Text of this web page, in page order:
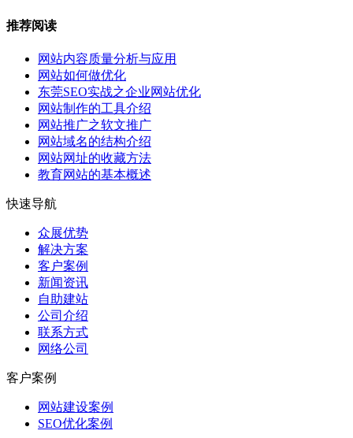
推荐阅读
网站内容质量分析与应用
网站如何做优化
东莞SEO实战之企业网站优化
网站制作的工具介绍
网站推广之软文推广
网站域名的结构介绍
网站网址的收藏方法
教育网站的基本概述
快速导航
众展优势
解决方案
客户案例
新闻资讯
自助建站
公司介绍
联系方式
网络公司
客户案例
网站建设案例
SEO优化案例